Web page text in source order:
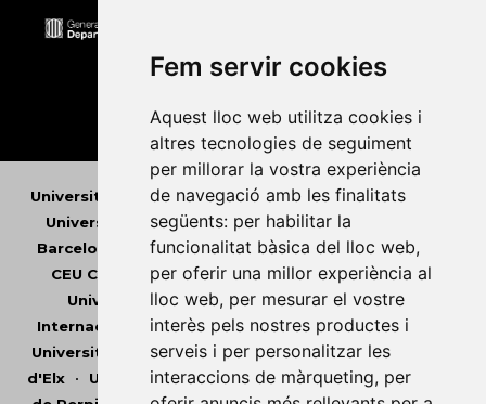
Fem servir cookies
Aquest lloc web utilitza cookies i
altres tecnologies de seguiment
per millorar la vostra experiència
de navegació amb les finalitats
següents: per habilitar la
funcionalitat bàsica del lloc web,
per oferir una millor experiència al
lloc web, per mesurar el vostre
interès pels nostres productes i
serveis i per personalitzar les
interaccions de màrqueting, per
Universitat Abat Oliba CEU•Universitat d'Alacant
Universitat d'Andorra•Universitat Autònoma de
Barcelona
Universitat de Barcelona•Universitat
CEU Cardenal Herrera•Universitat de Girona •
Universitat de les Illes Balears• Universitat
Internacional de Catalunya•Universitat Jaume I
Universitat de Lleida• Universitat Miguel Hernández
d'Elx• Universitat Oberta de Catalunya•Universitat